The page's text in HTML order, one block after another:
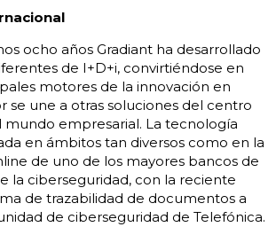
ocho años Gradiant ha desarrollado
de I+D+i, convirtiéndose en
motores de la innovación en
se une a otras soluciones del centro
mundo empresarial. La tecnología
en ámbitos tan diversos como en la
de uno de los mayores bancos de
la ciberseguridad, con la reciente
de trazabilidad de documentos a
de ciberseguridad de Telefónica.